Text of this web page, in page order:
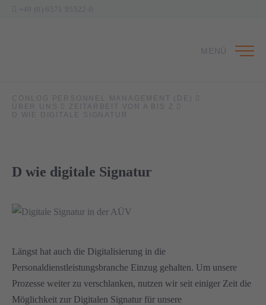
MENÜ
CONLOG PERSONNEL MANAGEMENT (DE)
ÜBER UNS
ZEITARBEIT VON A BIS Z
D WIE DIGITALE SIGNATUR
D wie digitale Signatur
Längst hat auch die Digitalisierung in die
Personaldienstleistungsbranche Einzug gehalten. Um unsere
Prozesse weiter zu verschlanken, nutzen wir seit einiger Zeit die
Möglichkeit zur Digitalen Signatur für unsere